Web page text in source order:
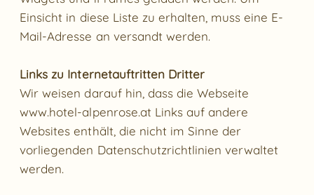
Einsicht in diese Liste zu erhalten, muss eine E-
Mail-Adresse an versandt werden.
Links zu Internetauftritten Dritter
Wir weisen darauf hin, dass die Webseite
www.hotel-alpenrose.at Links auf andere
Websites enthält, die nicht im Sinne der
vorliegenden Datenschutzrichtlinien verwaltet
werden.